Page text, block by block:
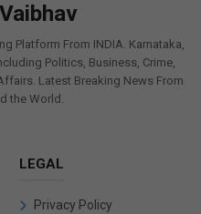
Platform From INDIA. Karnataka,
Politics, Business, Crime,
Latest Breaking News From
the World.
LEGAL
Privacy Policy